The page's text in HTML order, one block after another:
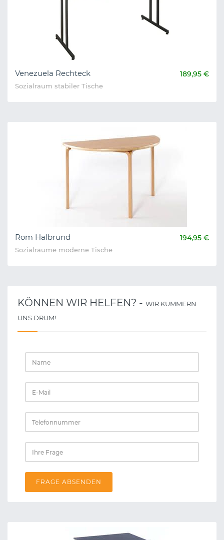
Venezuela Rechteck 189,95 €
Sozialraum stabiler Tische
Rom Halbrund 194,95 €
Sozialräume moderne Tische
KÖNNEN WIR HELFEN? - WIR KÜMMERN
UNS DRUM!
FRAGE ABSENDEN